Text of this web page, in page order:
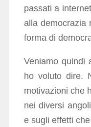
passati a
alla democrazia
forma di
Veniamo quindi
ho voluto dire.
motivazioni che
nei diversi
e sugli effetti